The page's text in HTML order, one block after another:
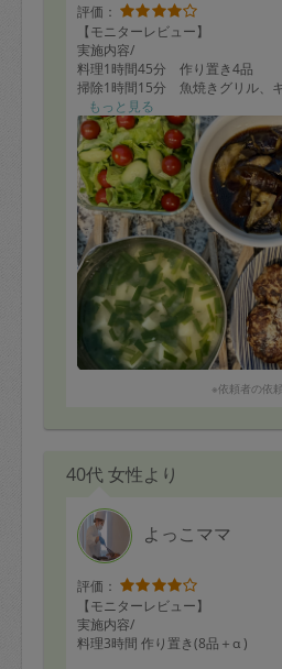
評価：
【モニターレビュー】
実施内容/
料理1時間45分 作り置き4品
掃除1時間15分 魚焼きグリル、キ
洗面所
■依頼者の方へ:
穏やかな人柄のタスカジさんで、
していただけます。
家庭訪問するのは初めてで緊張さ
配分を見極めてリクエスト箇所を
ました。
お料理も好みの薄味に仕上げて
は分けるなどの配慮も良かったで
全体的に手のかかるお願いが多
指摘事項もあったのですがやり直
て快く受けてくださいました。
●本日の作り置きメニュー （4品）
茄子の揚げ浸し
ジャガイモとニラのお味噌汁
サラダ
■タスカジさんへ:
美味しい料理と広範囲のお掃除を
た。
もっと見る
※依頼者の依
40代 女性より
よっこママ
評価：
【モニターレビュー】
実施内容/
料理3時間 作り置き(8品＋α )